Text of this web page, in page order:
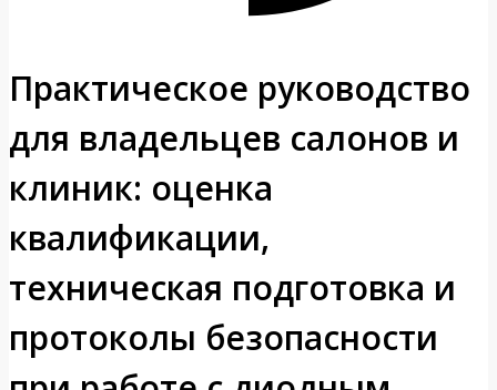
Практическое руководство
для владельцев салонов и
клиник: оценка
квалификации,
техническая подготовка и
протоколы безопасности